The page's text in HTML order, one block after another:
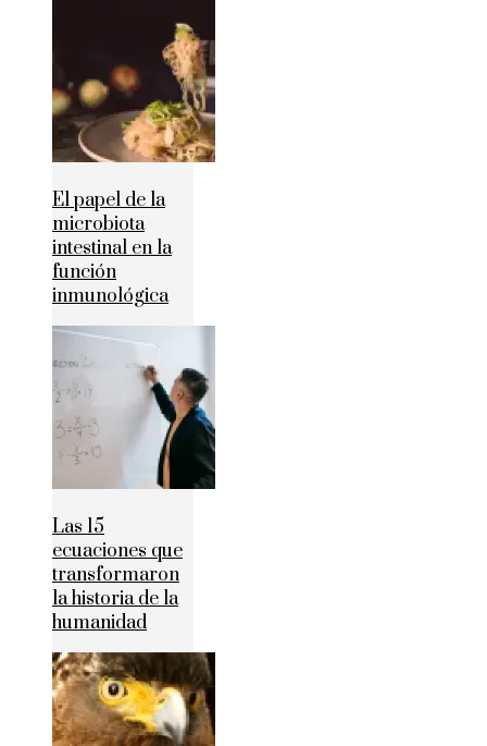
El papel de la
microbiota
intestinal en la
función
inmunológica
Las 15
ecuaciones que
transformaron
la historia de la
humanidad